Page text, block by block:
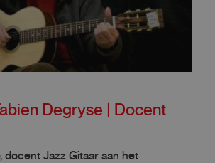
Degryse | Docent
docent Jazz Gitaar aan het